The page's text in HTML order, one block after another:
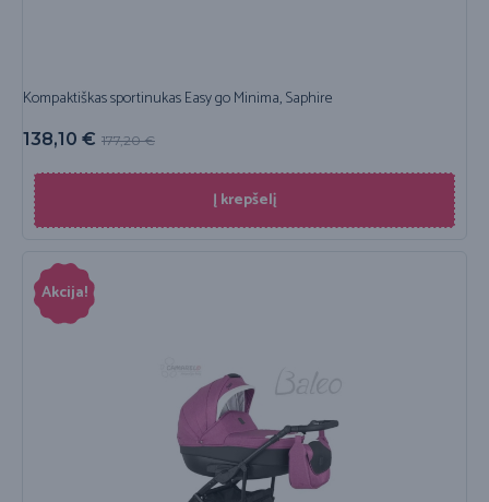
Kompaktiškas sportinukas Easy go Minima, Saphire
177,20€
138,10 €
Į krepšelį
Akcija!